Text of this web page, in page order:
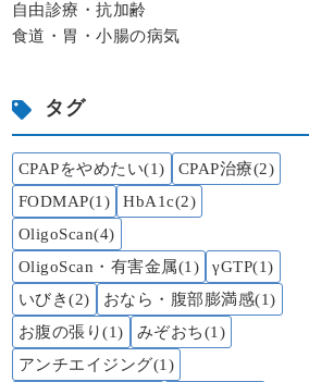
自由診療・抗加齢
食道・胃・小腸の病気
タグ
CPAPをやめたい(1)
CPAP治療(2)
FODMAP(1)
HbA1c(2)
OligoScan(4)
OligoScan・有害金属(1)
γGTP(1)
いびき(2)
おなら・腹部膨満感(1)
お腹の張り(1)
みぞおち(1)
アンチエイジング(1)